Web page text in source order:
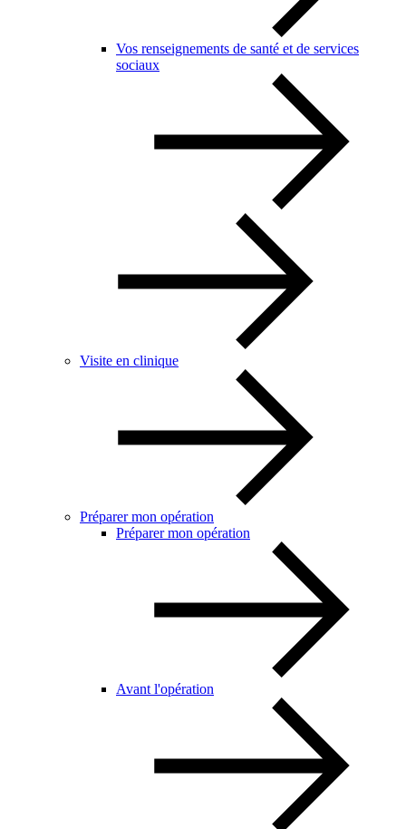
Vos renseignements de santé et de services
sociaux
Visite en clinique
Préparer mon opération
Préparer mon opération
Avant l'opération